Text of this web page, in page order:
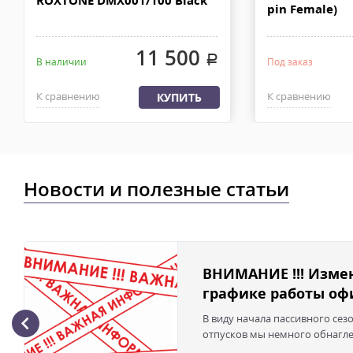
В наличии 11 500 .
К сравнению КУПИТЬ
pin Female)
Под заказ
К сравнению
Новости и полезные статьи
ВНИМАНИЕ !!!
графике работы
В виду начала пассивного
отпусков мы немного